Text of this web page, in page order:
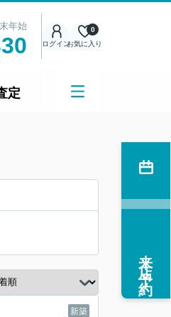
年始
ログインお気に入り
0
定
新築
来店予約